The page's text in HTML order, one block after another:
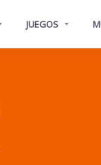
JUEGOS